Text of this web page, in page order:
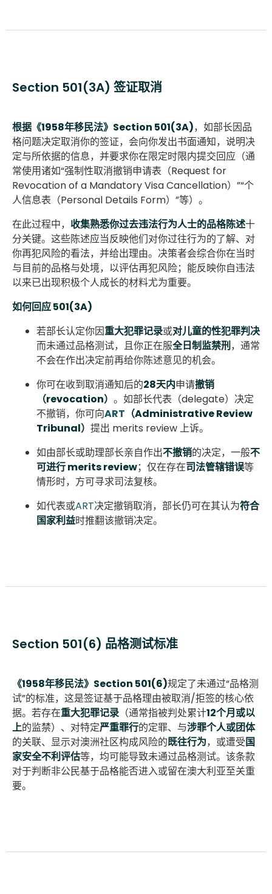
Section 501(3A) 签证取消
根据《1958年移民法》Section 501(3A)，如部长因品
格问题决定取消你的签证，会向你发出书面通知，说明决
定与所依据的信息，并要求你在限定时限内提交回应（通
常使用诸如“强制性取消撤销申请表（Request for
Revocation of a Mandatory Visa Cancellation）”“个
人信息表（Personal Details Form）”等）。
在此过程中， 收集熟悉你过去违法行为人士的品格陈述十
分关键。这些陈述应当反映他们对你过往行为的了解、对
你再犯风险的看法，并给出理由。决策者会综合你在当时
与目前的品格与处境，以评估再犯风险；能反映你自违法
以来已出现积极个人成长的材料尤为重要。
如何回应 501(3A)
若部长认定你因重大犯罪记录或对儿童的性犯罪判决
而未通过品格测试，且你正在服全日制监禁刑，通常
不会在作出决定前再给你陈述意见的机会。
你可在收到取消通知后的28天内申请撤销
（revocation） 。如部长代表（delegate）决定
不撤销，你可向ART （Administrative Review
Tribunal） 提出 merits review 上诉。
如由部长或助理部长亲自作出不撤销的决定，一般不
可进行 merits review；仅在存在司法管辖错误等
情形时，方可寻求司法复核。
如代表或ART决定撤销取消，部长仍可在其认为符合
国家利益时推翻该撤销决定。
Section 501(6) 品格测试标准
《1958年移民法》Section 501(6)规定了未通过“品格测
试”的标准，这是签证基于品格理由被取消/拒签的核心依
据。若存在重大犯罪记录 （通常指被判处累计12个月或以
上的监禁）、对特定严重罪行的定罪、与涉罪个人或团体
的关联、显示对澳洲社区构成风险的既往行为，或遭受国
家安全不利评估等，均可能导致未通过品格测试。该条款
对于判断非公民基于品格能否进入或留在澳大利亚至关重
要。